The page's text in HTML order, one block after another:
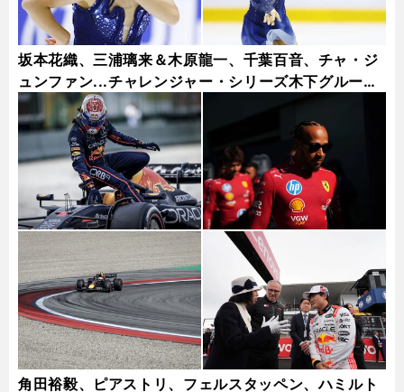
坂本花織、三浦璃来＆木原龍一、千葉百音、チャ・ジ
ュンファン...チャレンジャー・シリーズ木下グループ
杯フォトギャラリー
角田裕毅、ピアストリ、フェルスタッペン、ハミルト